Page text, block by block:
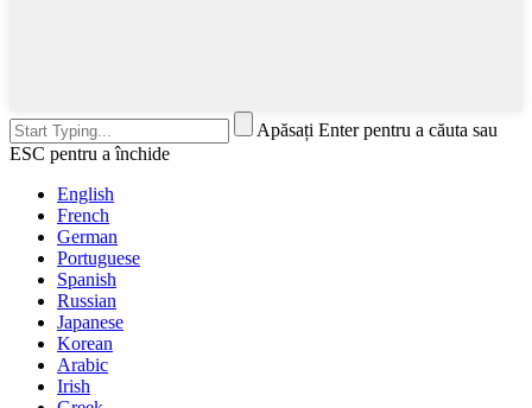
Apăsați Enter pentru a căuta sau
ESC pentru a închide
English
French
German
Portuguese
Spanish
Russian
Japanese
Korean
Arabic
Irish